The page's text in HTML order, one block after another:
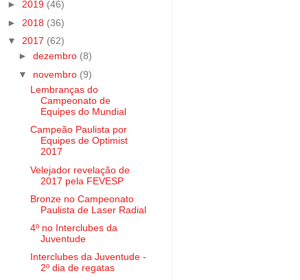
► 2019 (46)
► 2018 (36)
▼ 2017 (62)
►dezembro (8)
▼ novembro (9)
Lembranças do
Campeonato de
Equipes do Mundial
Campeão Paulista por
Equipes de Optimist
2017
Velejador revelação de
2017 pela FEVESP
Bronze no Campeonato
Paulista de Laser Radial
4º no Interclubes da
Juventude
Interclubes da Juventude -
2º dia de regatas